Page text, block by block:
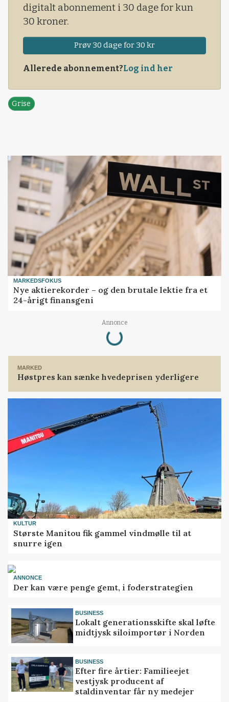
digitalt abonnement i 30 dage for kun
30 kroner.
Prøv 30 dage for 30 kr
Allerede abonnement?Log ind her
Grise
MARKEDSFOKUS
Nye aktierekorder – og den brutale lektie fra et
24-årigt finansgeni
Annonce
Loading...
MARKED
Høstpres kan sænke hvedeprisen yderligere
KULTUR
Største Manitou fik gammel vindmølle til at
snurre igen
ANNONCE
Der kan være penge gemt, i foderstrategien
BUSINESS
Lokalt generationsskifte skal løfte
midtjysk siloimportør i Norden
BUSINESS
Efter fire årtier: Familieejet
vestjysk producent af
staldinventar får ny medejer